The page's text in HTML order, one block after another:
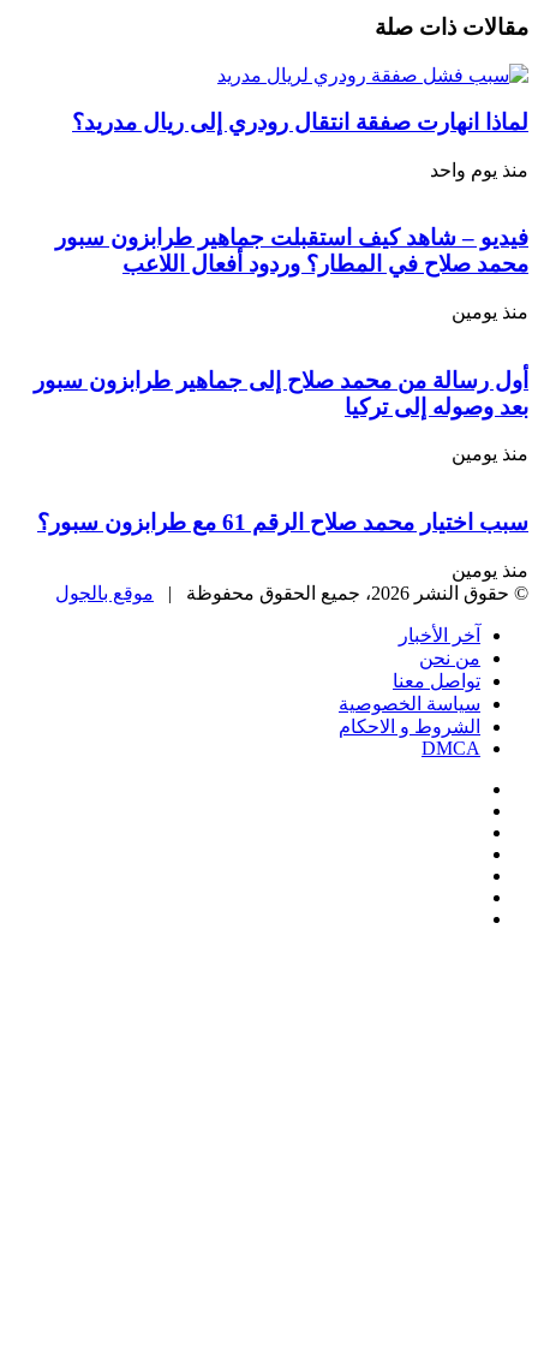
البريد
ذات صلة
انهارت صفقة انتقال رودري إلى ريال مدريد؟
واحد
– شاهد كيف استقبلت جماهير طرابزون سبور
في المطار؟ وردود أفعال اللاعب
من محمد صلاح إلى جماهير طرابزون سبور
إلى تركيا
محمد صلاح الرقم 61 مع طرابزون سبور؟
جميع الحقوق محفوظة |
موقع بالجول
الأخبار
نحن
معنا
الخصوصية
و الاحكام